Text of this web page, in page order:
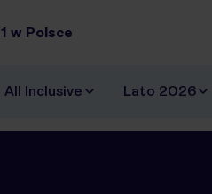
1 w Polsce
All Inclusive Lato 2026